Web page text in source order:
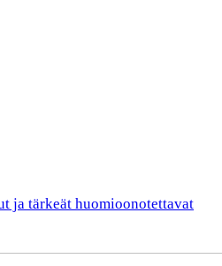
ja tärkeät huomioonotettavat